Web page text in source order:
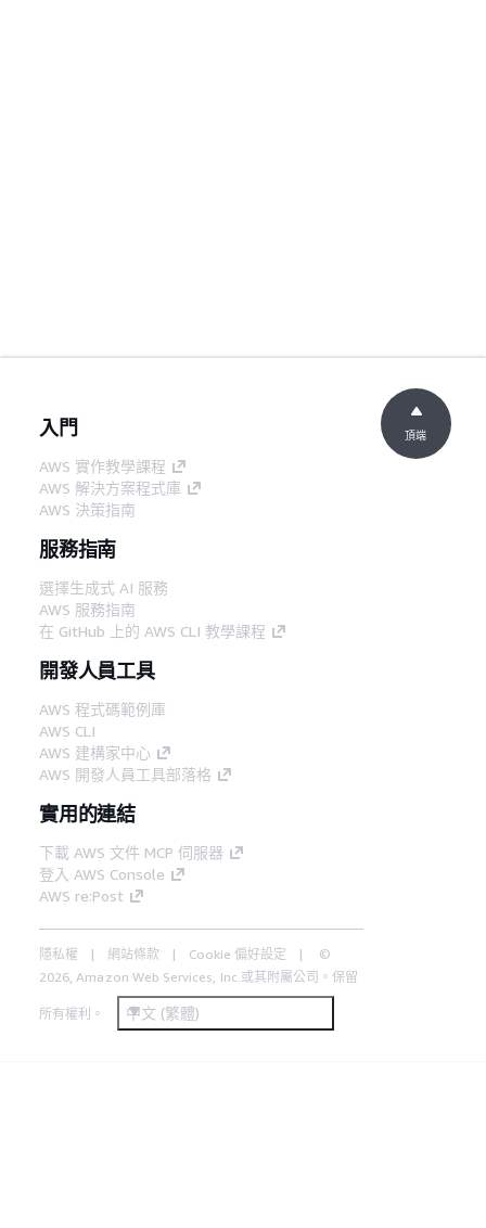
入門
AWS 實作教學課程
AWS 解決方案程式庫
AWS 決策指南
服務指南
選擇生成式 AI 服務
AWS 服務指南
在 GitHub 上的 AWS CLI 教學課程
開發人員工具
AWS 程式碼範例庫
AWS CLI
AWS 建構家中心
AWS 開發人員工具部落格
實用的連結
下載 AWS 文件 MCP 伺服器
登入 AWS Console
AWS re:Post
隱私權 網站條款 Cookie 偏好設定
©
2026, Amazon Web Services, Inc.或其附屬公司。保留
所有權利。 中文 (繁體)
頂端